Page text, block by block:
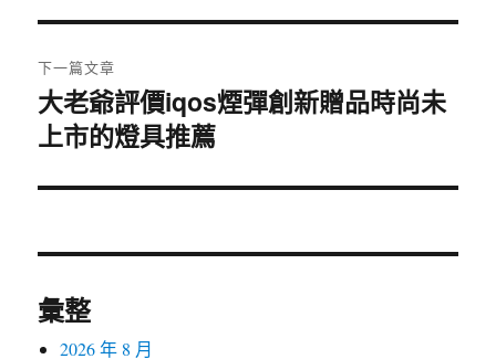
覽
文
章:
下一篇文章
下
一
文
大老爺評價iqos煙彈創新贈品時尚未
上市的燈具推薦
彙整
2026 年 8 月